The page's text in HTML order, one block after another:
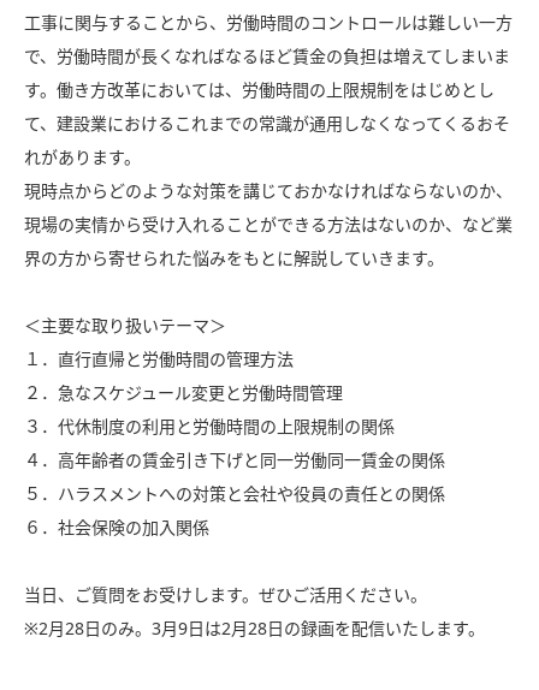
工事に関与することから、労働時間のコントロールは難しい一方
で、労働時間が長くなればなるほど賃金の負担は増えてしまいま
す。働き方改革においては、労働時間の上限規制をはじめとし
て、建設業におけるこれまでの常識が通用しなくなってくるおそ
れがあります。
現時点からどのような対策を講じておかなければならないのか、
現場の実情から受け入れることができる方法はないのか、など業
界の方から寄せられた悩みをもとに解説していきます。
＜主要な取り扱いテーマ＞
１．直行直帰と労働時間の管理方法
２．急なスケジュール変更と労働時間管理
３．代休制度の利用と労働時間の上限規制の関係
４．高年齢者の賃金引き下げと同一労働同一賃金の関係
５．ハラスメントへの対策と会社や役員の責任との関係
６．社会保険の加入関係
当日、ご質問をお受けします。ぜひご活用ください。
※2月28日のみ。3月9日は2月28日の録画を配信いたします。